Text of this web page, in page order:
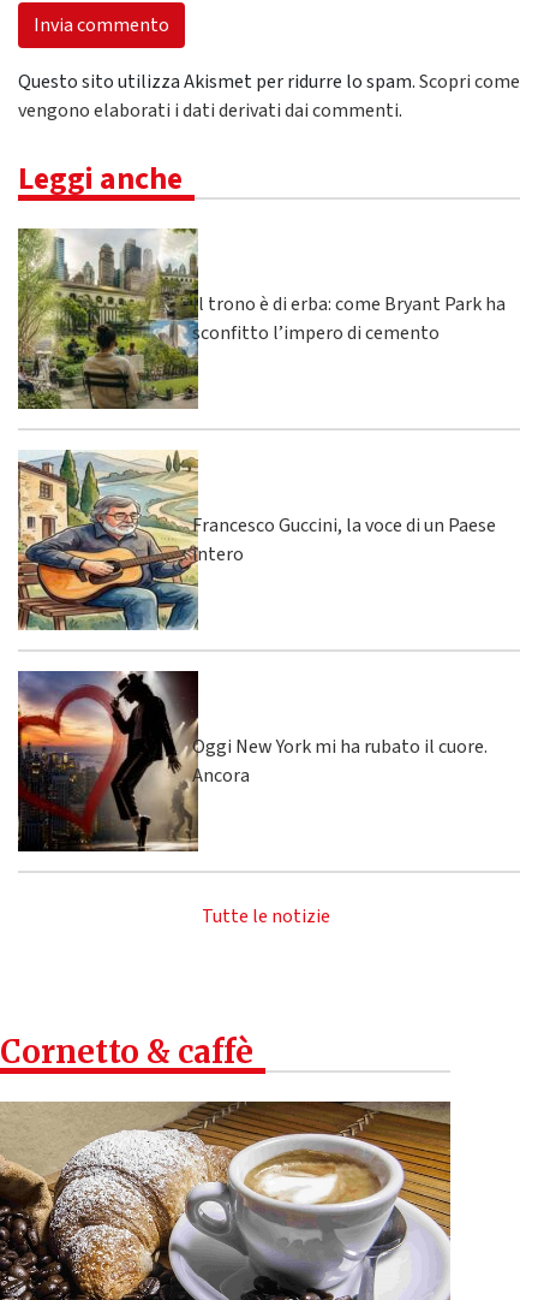
Questo sito utilizza Akismet per ridurre lo spam.Scopri come
vengono elaborati i dati derivati dai commenti.
Leggi anche
Il trono è di erba: come Bryant Park ha
sconfitto l’impero di cemento
Francesco Guccini, la voce di un Paese
intero
Oggi New York mi ha rubato il cuore.
Ancora
Tutte le notizie
Cornetto & caffè